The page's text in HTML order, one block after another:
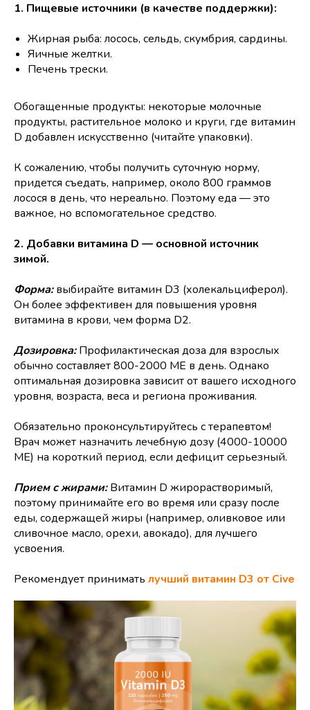
1. Пищевые источники (в качестве поддержки):
Жирная рыба: лосось, сельдь, скумбрия, сардины.
Яичные желтки.
Печень трески.
Обогащенные продукты: некоторые молочные
продукты, растительное молоко и круги, где витамин
D добавлен искусственно (читайте упаковки).
К сожалению, чтобы получить суточную норму,
придется съедать, например, около 800 граммов
лосося в день, что нереально. Поэтому еда — это
важное, но вспомогательное средство.
2. Добавки витамина D — основной источник
зимой.
Форма:выбирайте витамин D3 (холекальциферол).
Он более эффективен для повышения уровня
витамина в крови, чем форма D2.
Дозировка:Профилактическая доза для взрослых
обычно составляет 800-2000 МЕ в день. Однако
оптимальная дозировка зависит от вашего исходного
уровня, возраста, веса и региона проживания.
Обязательно проконсультируйтесь с терапевтом!
Врач может назначить лечебную дозу (4000-10000
МЕ) на короткий период, если дефицит серьезный.
Прием с жирами:Витамин D жирорастворимый,
поэтому принимайте его во время или сразу после
еды, содержащей жиры (например, оливковое или
сливочное масло, орехи, авокадо), для лучшего
усвоения.
Рекомендует принимать лучший витамин D3 от Cive